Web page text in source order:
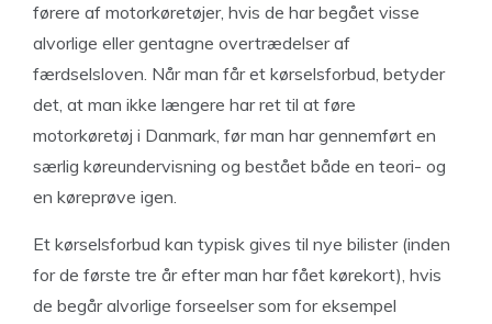
førere af motorkøretøjer, hvis de har begået visse
alvorlige eller gentagne overtrædelser af
færdselsloven. Når man får et kørselsforbud, betyder
det, at man ikke længere har ret til at føre
motorkøretøj i Danmark, før man har gennemført en
særlig køreundervisning og bestået både en teori- og
en køreprøve igen.
Et kørselsforbud kan typisk gives til nye bilister (inden
for de første tre år efter man har fået kørekort), hvis
de begår alvorlige forseelser som for eksempel